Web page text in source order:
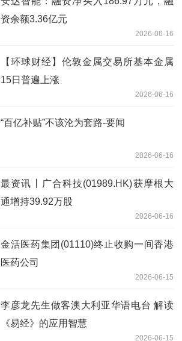
资余额3.36亿元
2026-06-16
【环球财经】伦敦金属交易所基本金属
15日普遍上涨
2026-06-16
“百亿补贴”不该沦为套路-要闻
2026-06-16
最资讯丨广合科技(01989.HK)获摩根大
通增持39.92万股
2026-06-16
金活医药集团(01110)终止收购一间香港
医药公司
2026-06-15
李彦龙先生做客澳大利亚华语电台 解读
《易经》的应用智慧
2026-06-15